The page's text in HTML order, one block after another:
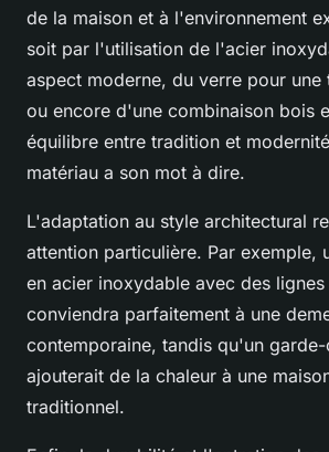
de la maison et à l'environnement
soit par l'utilisation de l'acier
aspect moderne, du verre pour une
ou encore d'une combinaison bois
équilibre entre tradition et
matériau a son mot à dire.
L'adaptation au style architectural
attention particulière. Par exemple,
en acier inoxydable avec des lignes
conviendra parfaitement à une
contemporaine, tandis qu'un
ajouterait de la chaleur à une
traditionnel.